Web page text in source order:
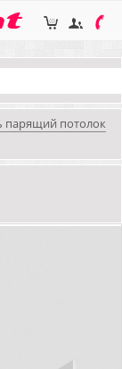
парящий потолок